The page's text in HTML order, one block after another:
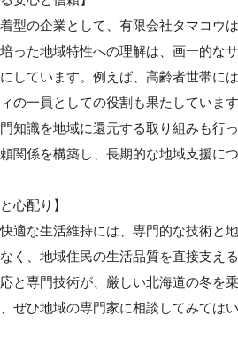
型の企業として、有限会社タマコウ
った地域特性への理解は、画一的な
しています。例えば、高齢者世帯に
の一員としての役割も果たしていま
知識を地域に還元する取り組みも行
関係を構築し、長期的な地域支援に
心配り】
適な生活維持には、専門的な技術と
く、地域住民の生活品質を直接支え
と専門技術が、厳しい北海道の冬を
ぜひ地域の専門家に相談してみては